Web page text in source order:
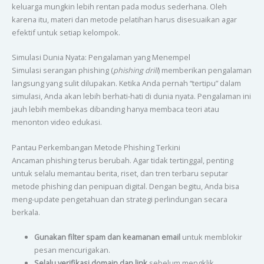
keluarga mungkin lebih rentan pada modus sederhana. Oleh
karena itu, materi dan metode pelatihan harus disesuaikan agar
efektif untuk setiap kelompok.
Simulasi Dunia Nyata: Pengalaman yang Menempel
Simulasi serangan phishing (phishing drill) memberikan pengalaman
langsung yang sulit dilupakan. Ketika Anda pernah “tertipu” dalam
simulasi, Anda akan lebih berhati-hati di dunia nyata. Pengalaman ini
jauh lebih membekas dibanding hanya membaca teori atau
menonton video edukasi.
Pantau Perkembangan Metode Phishing Terkini
Ancaman phishing terus berubah. Agar tidak tertinggal, penting
untuk selalu memantau berita, riset, dan tren terbaru seputar
metode phishing dan penipuan digital. Dengan begitu, Anda bisa
meng-update pengetahuan dan strategi perlindungan secara
berkala.
Gunakan filter spam dan keamanan emailuntuk memblokir
pesan mencurigakan.